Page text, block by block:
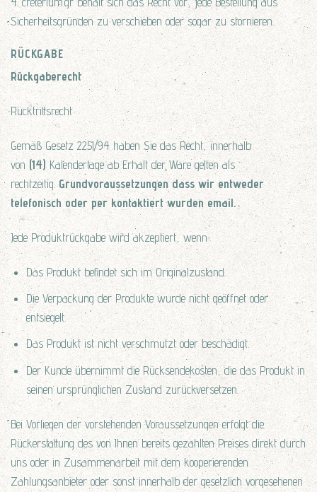
Sicherheitsgründen zu verschieben oder sogar zu stornieren.
RÜCKGABE
Rückgaberecht
Rücktrittsrecht
Gemäß Gesetz 2251/94 haben Sie das Recht, innerhalb
von (14)Kalendertage ab Erhalt der Ware gelten als
rechtzeitig.Grundvoraussetzungen dass wir entweder
telefonisch oder per kontaktiert wurdenemail.
Jede Produktrückgabe wird akzeptiert, wenn:
Das Produkt befindet sich im Originalzustand.
Die Verpackung der Produkte wurde nicht geöffnet oder
entsiegelt.
Das Produkt ist nicht verschmutzt oder beschädigt.
Der Kunde übernimmt die Rücksendekosten, die das Produkt in
seinen ursprünglichen Zustand zurückversetzen.
Bei Vorliegen der vorstehenden Voraussetzungen erfolgt die
Rückerstattung des von Ihnen bereits gezahlten Preises direkt durch
uns oder in Zusammenarbeit mit dem kooperierenden
Zahlungsanbieter oder sonst innerhalb der gesetzlich vorgesehenen